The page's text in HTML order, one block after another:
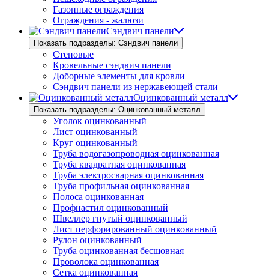
Газонные ограждения
Ограждения - жалюзи
Сэндвич панели
Показать подразделы: Сэндвич панели
Стеновые
Кровельные сэндвич панели
Доборные элементы для кровли
Сэндвич панели из нержавеющей стали
Оцинкованный металл
Показать подразделы: Оцинкованный металл
Уголок оцинкованный
Лист оцинкованный
Круг оцинкованный
Труба водогазопроводная оцинкованная
Труба квадратная оцинкованная
Труба электросварная оцинкованная
Труба профильная оцинкованная
Полоса оцинкованная
Профнастил оцинкованный
Швеллер гнутый оцинкованный
Лист перфорированный оцинкованный
Рулон оцинкованный
Труба оцинкованная бесшовная
Проволока оцинкованная
Сетка оцинкованная